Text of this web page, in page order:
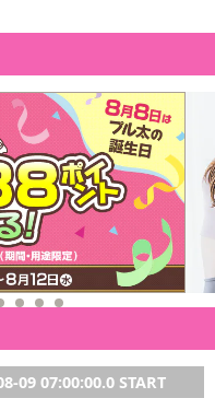
なく変更される場合がご
若干の差が生じる場合が
場合がございます。
デザインと実際の商品デ
。
。サンプル百貨店より発行
ださい。
09 07:00:00.0 START